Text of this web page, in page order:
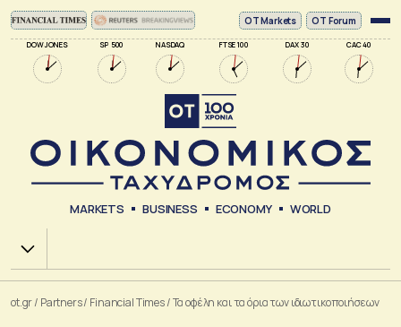
DOW JONES SP 500 NASDAQ FTSE 100 DAX 30 CAC 40
ΟΤ Markets OT Forum
MARKETS BUSINESS ECONOMY WORLD
Χ.Α.
ot.gr/ Partners/ Financial Times/Τα οφέλη και τα όρια των ιδιωτικοποιήσεων